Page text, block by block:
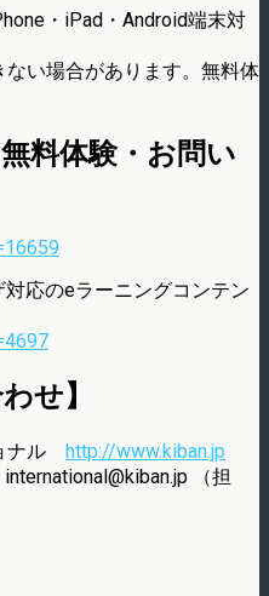
・iPad・Android端末対
い場合があります。無料体
料体験・お問い
応のeラーニングコンテン
せ】
ナル http://www.kiban.jp
（担